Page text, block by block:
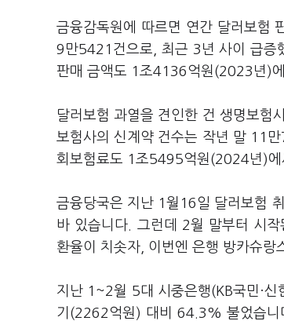
금융감독원에 따르면 연간 달러보
9만5421건으로, 최근 3년 사이 급증
판매 금액도 1조4136억원(2023년)
달러보험 과열을 견인한 건 생명보험
보험사의 신계약 건수는 작년 말 11
회보험료도 1조5495억원(2024년)
금융당국은 지난 1월16일 달러보험
바 있습니다. 그런데 2월 말부터 시
환율이 치솟자, 이번엔 은행 방카슈랑
지난 1~2월 5대 시중은행(KB국민·
기(2262억원) 대비 64.3% 불었습